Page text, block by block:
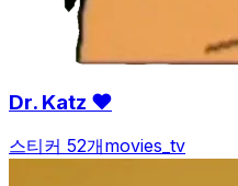
Dr. Katz ❤
스티커 52개movies_tv